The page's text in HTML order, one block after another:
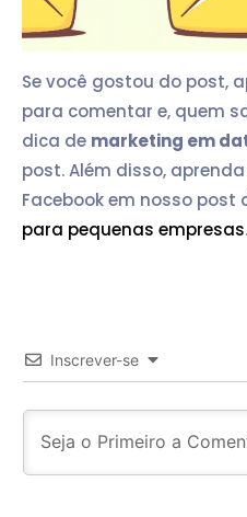
Se você gostou do post,
para comentar e, quem
dica de marketing em
post. Além disso,
Facebook em nosso post
para pequenas empresas.
Inscrever-se